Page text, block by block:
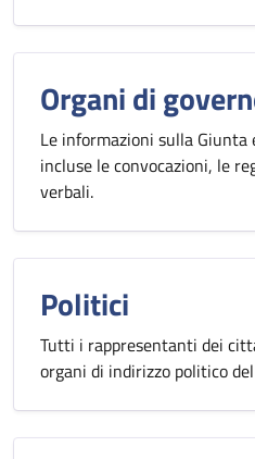
Organi di
Le informazioni sulla Giunta
incluse le convocazioni, le
verbali.
Politici
Tutti i rappresentanti dei
organi di indirizzo politico